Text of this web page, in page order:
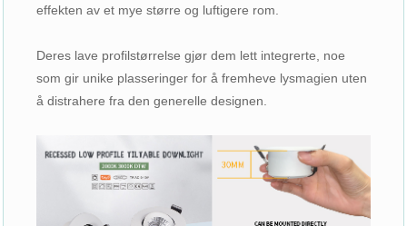
effekten av et mye større og luftigere rom.
Deres lave profilstørrelse gjør dem lett integrerte, noe
som gir unike plasseringer for å fremheve lysmagien uten
å distrahere fra den generelle designen.